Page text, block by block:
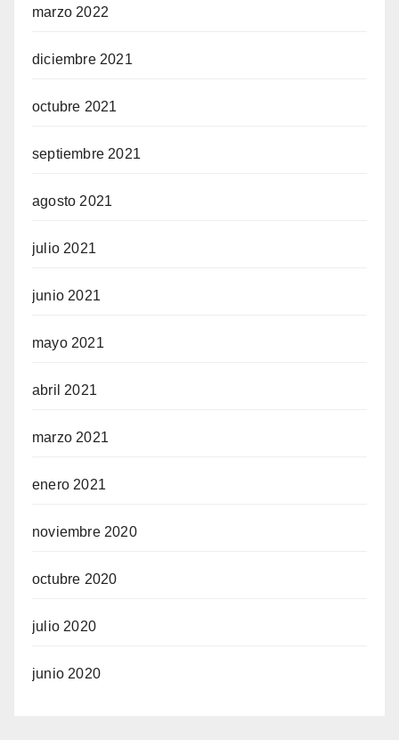
marzo 2022
diciembre 2021
octubre 2021
septiembre 2021
agosto 2021
julio 2021
junio 2021
mayo 2021
abril 2021
marzo 2021
enero 2021
noviembre 2020
octubre 2020
julio 2020
junio 2020